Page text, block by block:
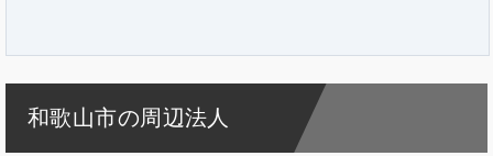
和歌山市の周辺法人